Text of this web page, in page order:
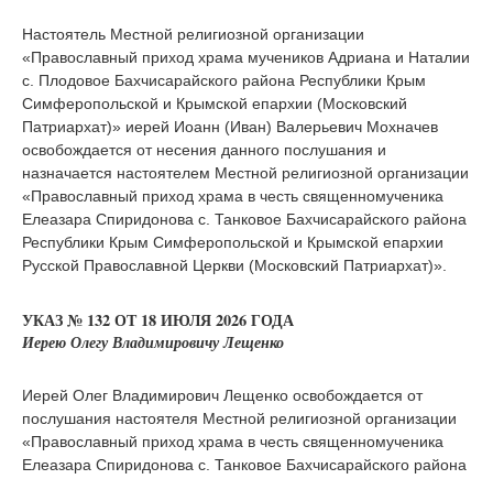
Настоятель Местной религиозной организации
«Православный приход храма мучеников Адриана и Наталии
с. Плодовое Бахчисарайского района Республики Крым
Симферопольской и Крымской епархии (Московский
Патриархат)» иерей Иоанн (Иван) Валерьевич Мохначев
освобождается от несения данного послушания и
назначается настоятелем Местной религиозной организации
«Православный приход храма в честь священномученика
Елеазара Спиридонова с. Танковое Бахчисарайского района
Республики Крым Симферопольской и Крымской епархии
Русской Православной Церкви (Московский Патриархат)».
УКАЗ № 132 ОТ 18 ИЮЛЯ 2026 ГОДА
Иерею Олегу Владимировичу Лещенко
Иерей Олег Владимирович Лещенко освобождается от
послушания настоятеля Местной религиозной организации
«Православный приход храма в честь священномученика
Елеазара Спиридонова с. Танковое Бахчисарайского района